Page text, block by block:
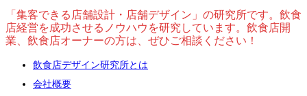
「集客できる店舗設計・店舗デザイン」の研究所です。飲食
店経営を成功させるノウハウを研究しています。飲食店開
業、飲食店オーナーの方は、ぜひご相談ください！
飲食店デザイン研究所とは
会社概要